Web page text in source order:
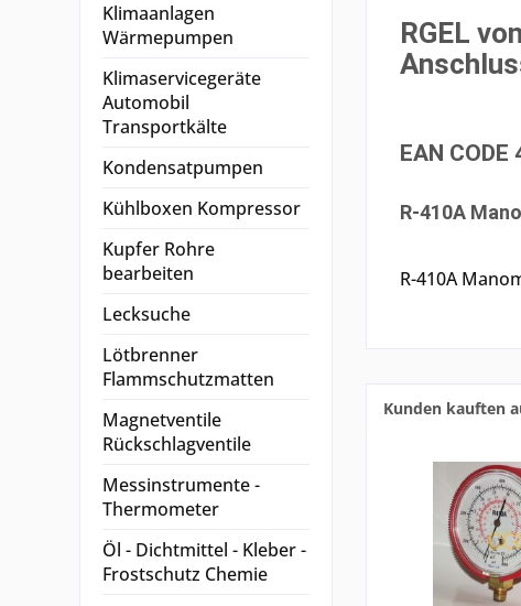
Klimaanlagen
Wärmepumpen
Klimaservicegeräte
Automobil
Transportkälte
Kondensatpumpen
Kühlboxen Kompressor
Kupfer Rohre
bearbeiten
Lecksuche
Lötbrenner
Flammschutzmatten
Magnetventile
Rückschlagventile
Messinstrumente -
Thermometer
Öl - Dichtmittel - Kleber -
Frostschutz Chemie
RGEL
EAN
R-410A
R-410A
Kunden kauften